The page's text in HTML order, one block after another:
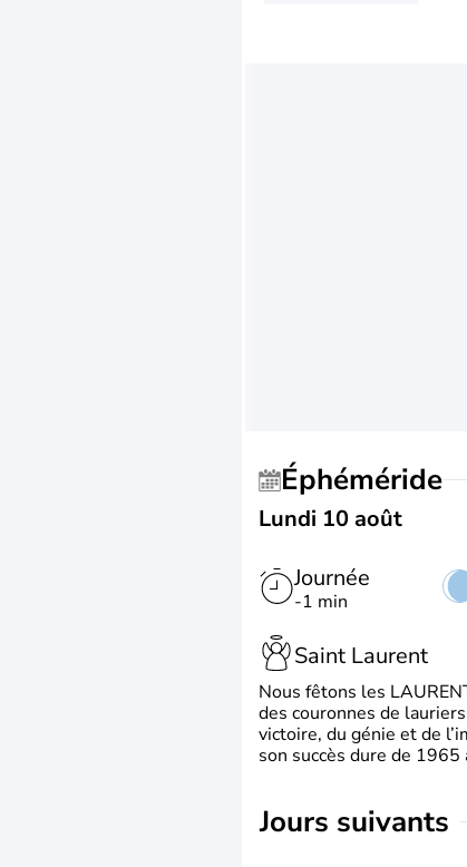
Éphéméride
Lundi 10 août
Journée
-1 min
Saint Laurent
Nous fêtons les
des couronnes de
victoire, du génie et de
son succès dure de
jours suivants